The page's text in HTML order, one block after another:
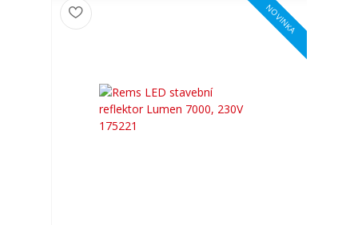
NOVINKA